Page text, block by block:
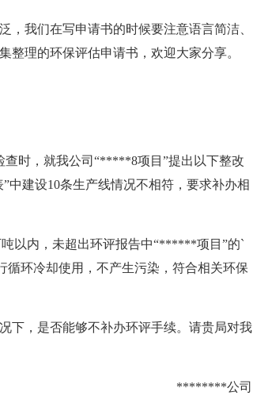
，我们在写申请书的时候要注意语言简洁、
整理的环保评估申请书，欢迎大家分享。
查时，就我公司“*****8项目”提出以下整改
中建设10条生产线情况不相符，要求补办相
以内，未超出环评报告中“******项目”的`
循环冷却使用，不产生污染，符合相关环保
下，是否能够不补办环评手续。请贵局对我
********公司